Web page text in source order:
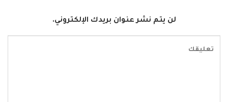
لن يتم نشر عنوان بريدك الإلكتروني.